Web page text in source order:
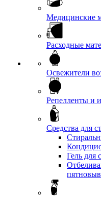
Медицинские
Расходные
Освежители
Репелленты и
Средства для
Гель для